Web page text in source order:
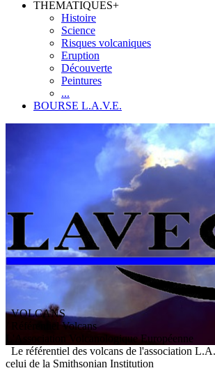
THEMATIQUES+
Histoire
Science
Risques volcaniques
Eruption
Découverte
Peintures
...
BOURSE L.A.V.E.
VOLCANS
/ Référentiel Volcans
ssociation V olcanologiqueEuropéenne
Le référentiel des volcans de l'association
celui de la Smithsonian Institution